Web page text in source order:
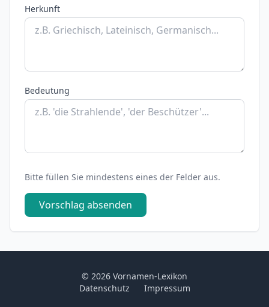
Herkunft
Bedeutung
Bitte füllen Sie mindestens eines der Felder aus.
Vorschlag absenden
© 2026 Vornamen-Lexikon
Datenschutz
Impressum